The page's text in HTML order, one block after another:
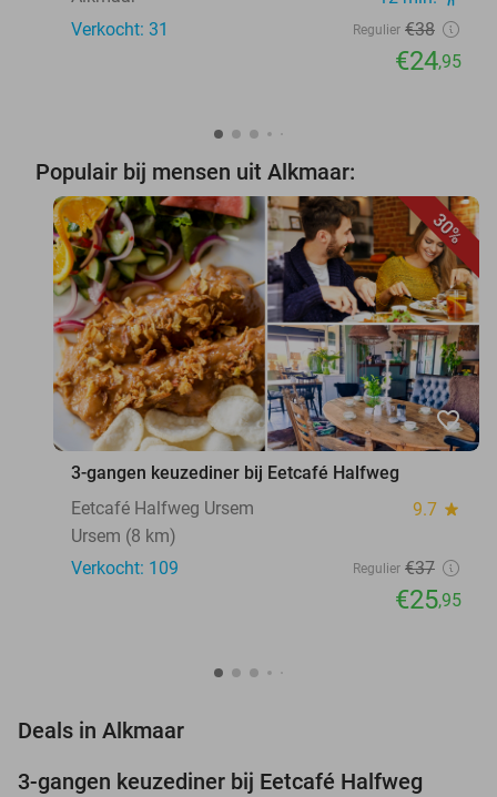
Verkocht: 31 Regulier €38
€24,95
Populair bij mensen uit Alkmaar:
30%
favorite_border
3-gangen keuzediner bij Eetcafé Halfweg
Eetcafé Halfweg Ursem
9.7 star
Ursem (8 km)
Verkocht: 109
Regulier €37
€25,95
Deals in Alkmaar
3-gangen keuzediner bij Eetcafé Halfweg